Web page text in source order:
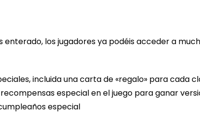
enterado, los jugadores ya podéis acceder a
incluida una carta de «regalo» para cada
especial en el juego para ganar
especial